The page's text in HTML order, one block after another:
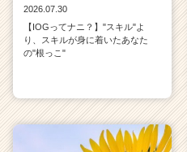
2026.07.30
【IOGってナニ？】"スキル"よ
り、スキルが身に着いたあなた
の"根っこ"